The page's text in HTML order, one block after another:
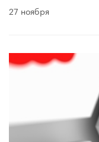
27 ноября